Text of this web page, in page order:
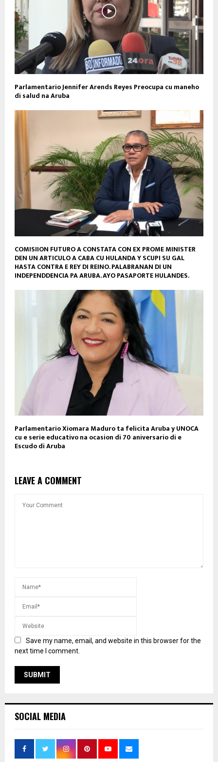
Parlamentario Jennifer Arends Reyes Preocupa cu maneho
di salud na Aruba
COMISIION FUTURO A CONSTATA CON EX PROME MINISTER
DEN UN ARTICULO A CABA CU HULANDA Y SCUPI SU GAL
HASTA CONTRA E REY DI REINO. PALABRANAN DI UN
INDEPENDDENCIA PA ARUBA. AYO PASAPORTE HULANDES.
Parlamentario Xiomara Maduro ta felicita Aruba y UNOCA
cu e serie educativo na ocasion di 70 aniversario di e
Escudo di Aruba
LEAVE A COMMENT
Save my name, email, and website in this browser for the
next time I comment.
SOCIAL MEDIA